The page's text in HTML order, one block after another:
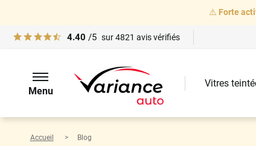
⚠️ Forte
4.40 /5 sur4821 avis vérifiés
Menu
Vitres
Accueil Blog